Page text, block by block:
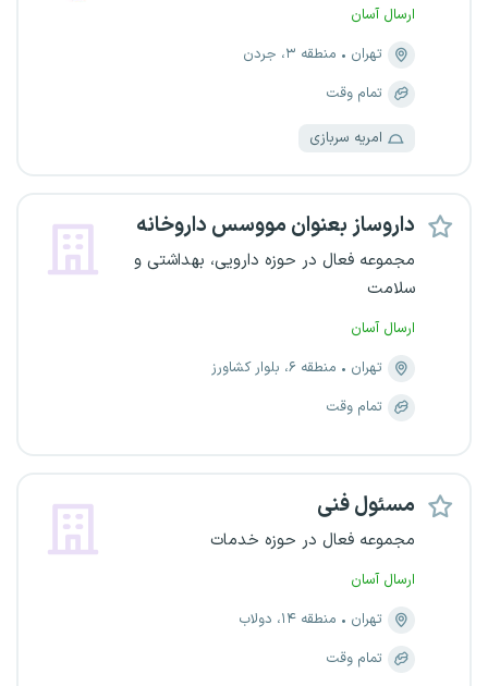
ارسال آسان
تهران
منطقه ۳، جردن
تمام وقت
امریه سربازی
داروساز بعنوان مووسس داروخانه
مجموعه فعال در حوزه دارویی، بهداشتی و
سلامت
ارسال آسان
تهران
منطقه ۶، بلوار کشاورز
تمام وقت
مسئول فنی
مجموعه فعال در حوزه خدمات
ارسال آسان
تهران
منطقه ۱۴، دولاب
تمام وقت